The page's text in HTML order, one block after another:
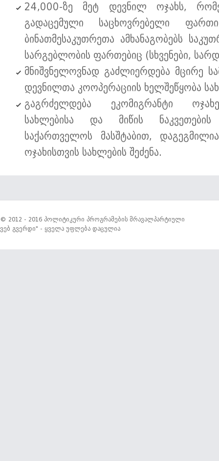
24,000-ზე მეტ დევნილ ოჯახს,
გადაცემული საცხოვრებელი
ბინათმესაკუთრეთა ამხანაგობებს
სარგებლობის ფართებიც (სხვენები,
მნიშვნელოვნად გაძლიერდება მცირე
დევნილთა კოოპერაციის ხელშეწყობა
გაგრძელდება ეკომიგრანტი
სახლებისა და მიწის ნაკვეთების
საქართველოს მასშტაბით,
ოჯახისთვის სახლების შეძენა.
© 2012 - 2016 პოლიტიკური პროგრამების მრავალპარტიული
ვებ გვერდი" - ყველა უფლება დაცულია